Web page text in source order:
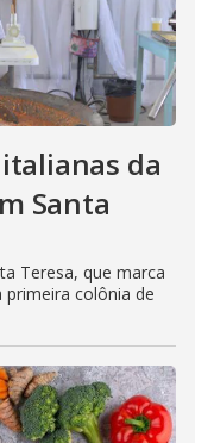
da
Santa
Teresa, que marca
colônia de